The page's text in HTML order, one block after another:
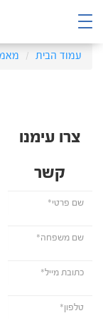
עמוד הבית
צרו עימנו
קשר